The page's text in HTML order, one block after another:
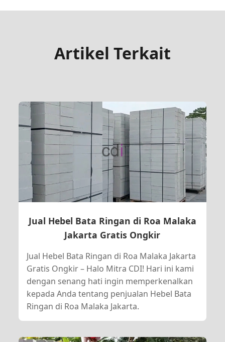
Artikel Terkait
Jual Hebel Bata Ringan di Roa Malaka
Jakarta Gratis Ongkir
Jual Hebel Bata Ringan di Roa Malaka Jakarta
Gratis Ongkir – Halo Mitra CDI! Hari ini kami
dengan senang hati ingin memperkenalkan
kepada Anda tentang penjualan Hebel Bata
Ringan di Roa Malaka Jakarta.